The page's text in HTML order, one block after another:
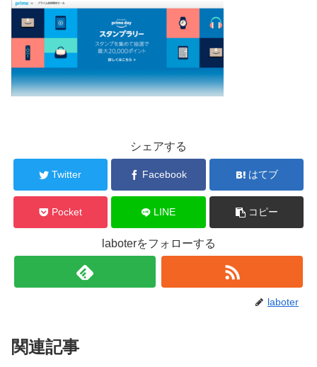
シェアする
Twitter Facebook はてブ
Pocket LINE コピー
laboterをフォローする
laboter
関連記事